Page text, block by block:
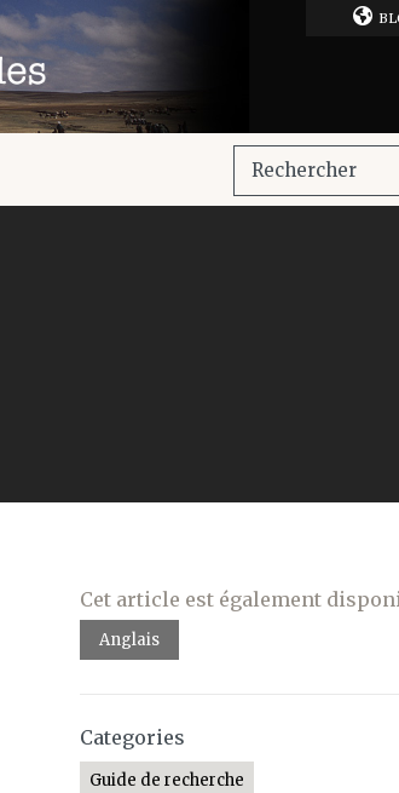
Cet article est également
Anglais
Categories
Guide de recherche